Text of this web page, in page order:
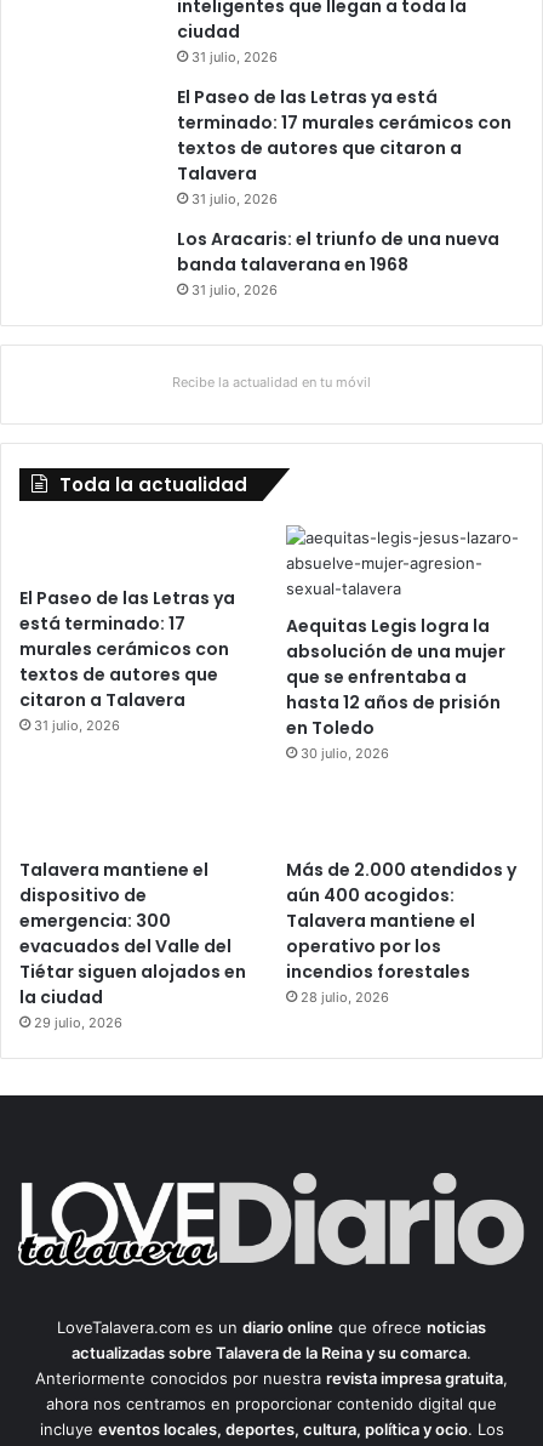
inteligentes que llegan a toda la
ciudad
31 julio, 2026
El Paseo de las Letras ya está
terminado: 17 murales cerámicos con
textos de autores que citaron a
Talavera
31 julio, 2026
Los Aracaris: el triunfo de una nueva
banda talaverana en 1968
31 julio, 2026
Recibe la actualidad en tu móvil
Toda la actualidad
El Paseo de las Letras ya
está terminado: 17
murales cerámicos con
textos de autores que
citaron a Talavera
31 julio, 2026
Aequitas Legis logra la
absolución de una mujer
que se enfrentaba a
hasta 12 años de prisión
en Toledo
30 julio, 2026
Talavera mantiene el
dispositivo de
emergencia: 300
evacuados del Valle del
Tiétar siguen alojados en
la ciudad
29 julio, 2026
Más de 2.000 atendidos y
aún 400 acogidos:
Talavera mantiene el
operativo por los
incendios forestales
28 julio, 2026
LoveTalavera.com es un diario online que ofrece noticias
actualizadas sobre Talavera de la Reina y su comarca.
Anteriormente conocidos por nuestra revista impresa gratuita,
ahora nos centramos en proporcionar contenido digital que
incluye eventos locales, deportes, cultura, política y ocio. Los